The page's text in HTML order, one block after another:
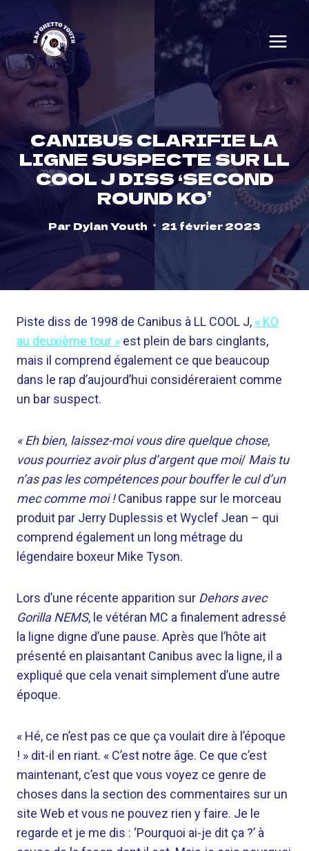
content
CANIBUS CLARIFIE LA
LIGNE SUSPECTE SUR LL
COOL J DISS ‘SECOND
ROUND KO’
Par Dylan Youth 21 février 2023
Piste diss de 1998 de Canibus à LL COOL J, « KO
au deuxième tour » est plein de bars cinglants,
mais il comprend également ce que beaucoup
dans le rap d’aujourd’hui considéreraient comme
un bar suspect.
« Eh bien, laissez-moi vous dire quelque chose,
vous pourriez avoir plus d’argent que moi/ Mais tu
n’as pas les compétences pour bouffer le cul d’un
mec comme moi !Canibus rappe sur le morceau
produit par Jerry Duplessis et Wyclef Jean – qui
comprend également un long métrage du
légendaire boxeur Mike Tyson.
Lors d’une récente apparition sur Dehors avec
Gorilla NEMS, le vétéran MC a finalement adressé
la ligne digne d’une pause. Après que l’hôte ait
présenté en plaisantant Canibus avec la ligne, il a
expliqué que cela venait simplement d’une autre
époque.
« Hé, ce n’est pas ce que ça voulait dire à l’époque
! » dit-il en riant. « C’est notre âge. Ce que c’est
maintenant, c’est que vous voyez ce genre de
choses dans la section des commentaires sur un
site Web et vous ne pouvez rien y faire. Je le
regarde et je me dis : ‘Pourquoi ai-je dit ça ?’ à